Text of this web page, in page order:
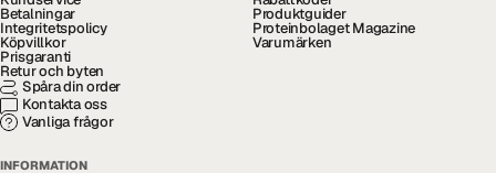
Betalningar
Integritetspolicy
Köpvillkor
Prisgaranti
Retur och byten
Spåra din order
Kontakta oss
Vanliga frågor
Produktguider
Proteinbolaget Magazine
Varumärken
INFORMATION